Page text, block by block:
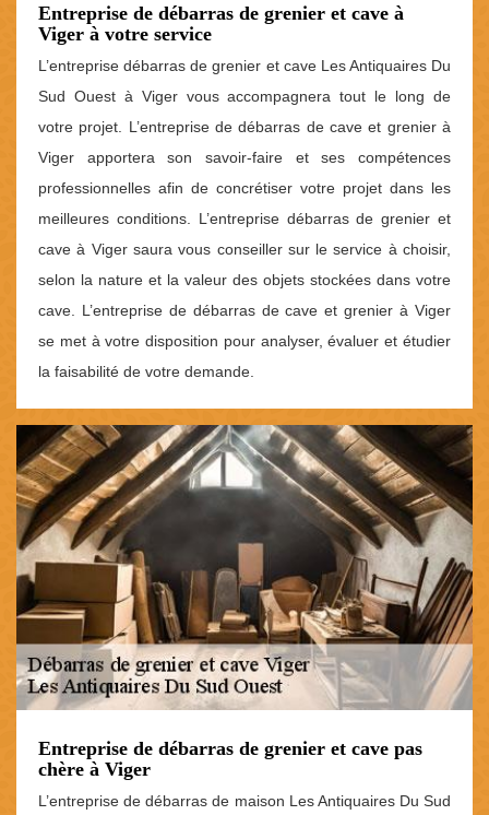
Entreprise de débarras de grenier et cave à
Viger à votre service
L’entreprise débarras de grenier et cave Les Antiquaires Du
Sud Ouest à Viger vous accompagnera tout le long de
votre projet. L’entreprise de débarras de cave et grenier à
Viger apportera son savoir-faire et ses compétences
professionnelles afin de concrétiser votre projet dans les
meilleures conditions. L’entreprise débarras de grenier et
cave à Viger saura vous conseiller sur le service à choisir,
selon la nature et la valeur des objets stockées dans votre
cave. L’entreprise de débarras de cave et grenier à Viger
se met à votre disposition pour analyser, évaluer et étudier
la faisabilité de votre demande.
Entreprise de débarras de grenier et cave pas
chère à Viger
L’entreprise de débarras de maison Les Antiquaires Du Sud